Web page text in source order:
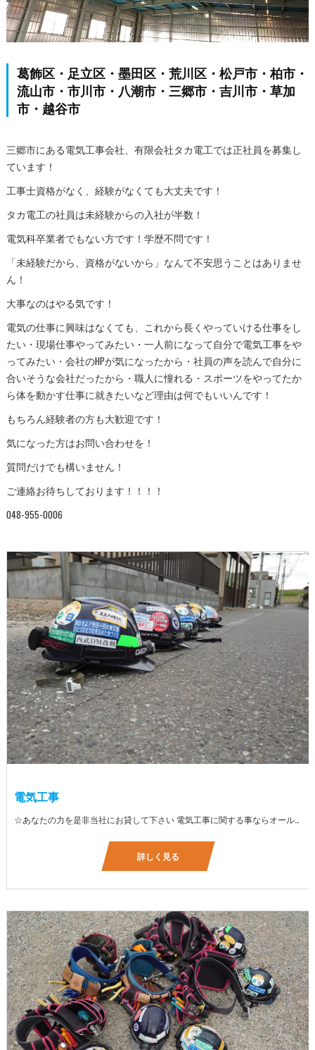
葛飾区・足立区・墨田区・荒川区・松戸市・柏市・
流山市・市川市・八潮市・三郷市・吉川市・草加
市・越谷市
三郷市にある電気工事会社、有限会社タカ電工では正社員を募集し
ています！
工事士資格がなく、経験がなくても大丈夫です！
タカ電工の社員は未経験からの入社が半数！
電気科卒業者でもない方です！学歴不問です！
「未経験だから、資格がないから」なんて不安思うことはありませ
ん！
大事なのはやる気です！
電気の仕事に興味はなくても、これから長くやっていける仕事をし
たい・現場仕事やってみたい・一人前になって自分で電気工事をや
ってみたい・会社のHPが気になったから・社員の声を読んで自分に
合いそうな会社だったから・職人に憧れる・スポーツをやってたか
ら体を動かす仕事に就きたいなど理由は何でもいいんです！
もちろん経験者の方も大歓迎です！
気になった方はお問い合わせを！
質問だけでも構いません！
ご連絡お待ちしております！！！！
048-955-0006
電気工事
☆あなたの力を是非当社にお貸して下さい 電気工事に関する事ならオールマイティに対応しております（室内配線・室外配線、スイッチコンセント取付け、照明器具取付け、配電盤取付け、エアコン取付け、LANケーブル配線、アンテナ取付けなど） 【工具支給致します】 また新品工具と新品作業服を完全支給を致します。 高品質の作業服と工具入社してくれた方には支給致します♪
詳しく見る